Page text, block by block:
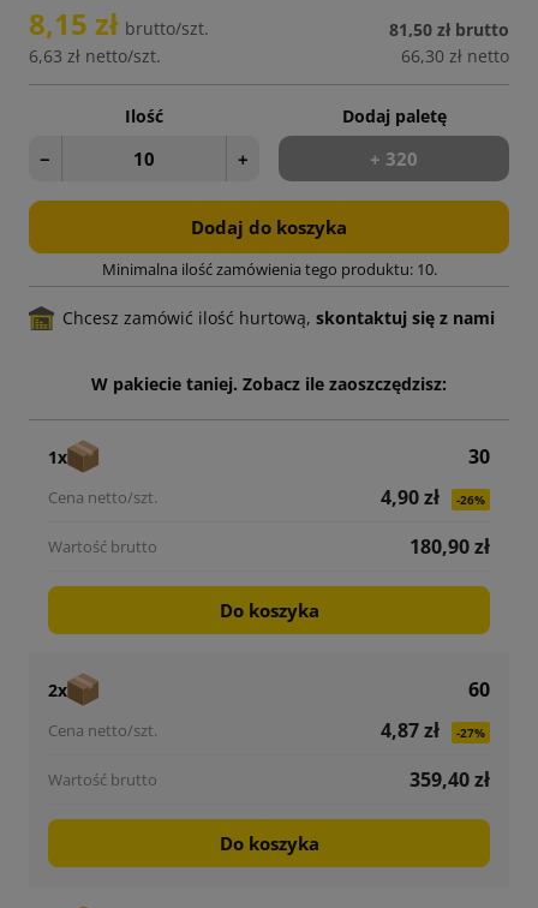
8,15 zł brutto/szt.
6,63 zł netto/szt.
81,50 zł brutto
66,30 zł netto
Ilość
− +
Dodaj paletę
+ 320
Dodaj do koszyka
Minimalna ilość zamówienia tego produktu: 10.
Chcesz zamówić ilość hurtową, skontaktuj się z nami
W pakiecie taniej. Zobacz ile zaoszczędzisz:
1x
30
4,90 zł
-26%
180,90 zł
Do koszyka
2x
60
4,87 zł
-27%
359,40 zł
Do koszyka